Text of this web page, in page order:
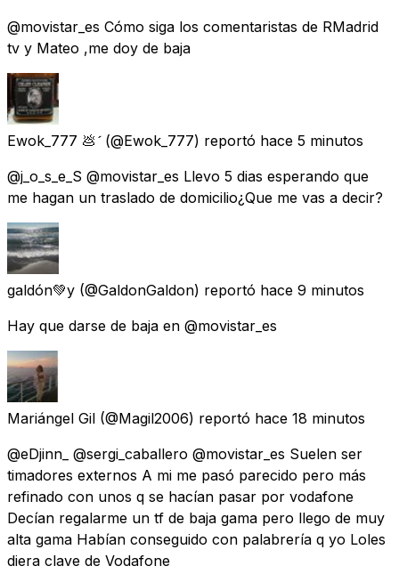
@movistar_es Cómo siga los comentaristas de RMadrid
tv y Mateo ,me doy de baja
Ewok_777 💩 (@Ewok_777) reportó hace 5 minutos
@j_o_s_e_S @movistar_es Llevo 5 dias esperando que
me hagan un traslado de domicilio¿Que me vas a decir?
galdón💚y (@GaldonGaldon) reportó hace 9 minutos
Hay que darse de baja en @movistar_es
Mariángel Gil (@Magil2006) reportó hace 18 minutos
@eDjinn_ @sergi_caballero @movistar_es Suelen ser
timadores externos A mi me pasó parecido pero más
refinado con unos q se hacían pasar por vodafone
Decían regalarme un tf de baja gama pero llego de muy
alta gama Habían conseguido con palabrería q yo Loles
diera clave de Vodafone